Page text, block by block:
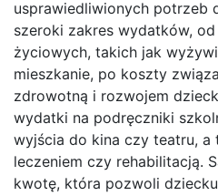
usprawiedliwionych potrzeb
szeroki zakres wydatków,
życiowych, takich jak
mieszkanie, po koszty
zdrowotną i rozwojem
wydatki na podręczniki
wyjścia do kina czy teatru, a
leczeniem czy rehabilitacją.
kwotę, która pozwoli